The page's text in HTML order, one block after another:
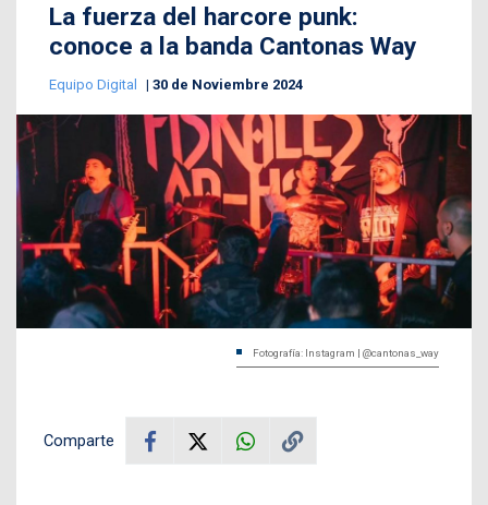
La fuerza del harcore punk:
conoce a la banda Cantonas Way
Equipo Digital 30 de Noviembre 2024
Fotografía: Instagram | @cantonas_way
Comparte